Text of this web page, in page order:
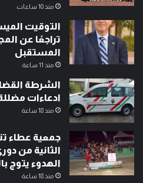
منذ 10 ساعات
التوقيت
تراجعًا عن
المستقبل
منذ 11 ساعة
الشرطة
ادعاءات
منذ 18 ساعة
جمعية عطاء
الثانية من
الهدوء يتوج
منذ 18 ساعة